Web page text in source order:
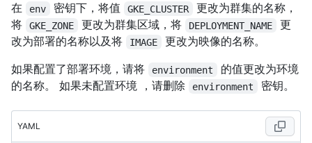
在
env 密钥下，将值 GKE_CLUSTER
更改为群集的名称，
将
GKE_ZONE 更改为群集区域，将 DEPLOYMENT_NAME
更
改为部署的名称以及将
IMAGE
更改为映像的名称。
如果配置了部署环境，请将
environment
的值更改为环境
的名称。 如果未配置环境 ，请删除
environment 密钥。
YAML